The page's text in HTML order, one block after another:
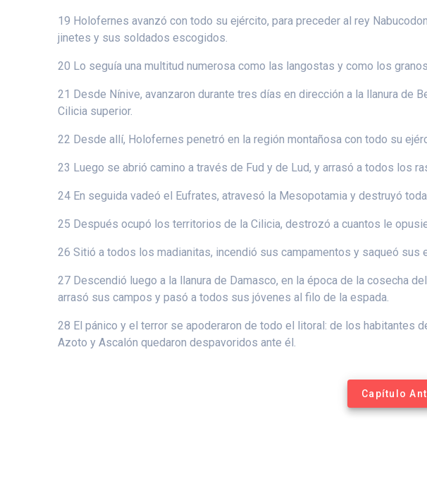
19 Holofernes avanzó con todo su ejército, para preceder al rey
jinetes y sus soldados escogidos.
20 Lo seguía una multitud numerosa como las langostas y como los
21 Desde Nínive, avanzaron durante tres días en dirección a la llanura de
Cilicia superior.
22 Desde allí, Holofernes penetró en la región montañosa con todo su
23 Luego se abrió camino a través de Fud y de Lud, y arrasó a todos los
24 En seguida vadeó el Eufrates, atravesó la Mesopotamia y destruyó
25 Después ocupó los territorios de la Cilicia, destrozó a cuantos le
26 Sitió a todos los madianitas, incendió sus campamentos y saqueó sus
27 Descendió luego a la llanura de Damasco, en la época de la cosecha
arrasó sus campos y pasó a todos sus jóvenes al filo de la espada.
28 El pánico y el terror se apoderaron de todo el litoral: de los habitantes
Azoto y Ascalón quedaron despavoridos ante él.
Capítulo